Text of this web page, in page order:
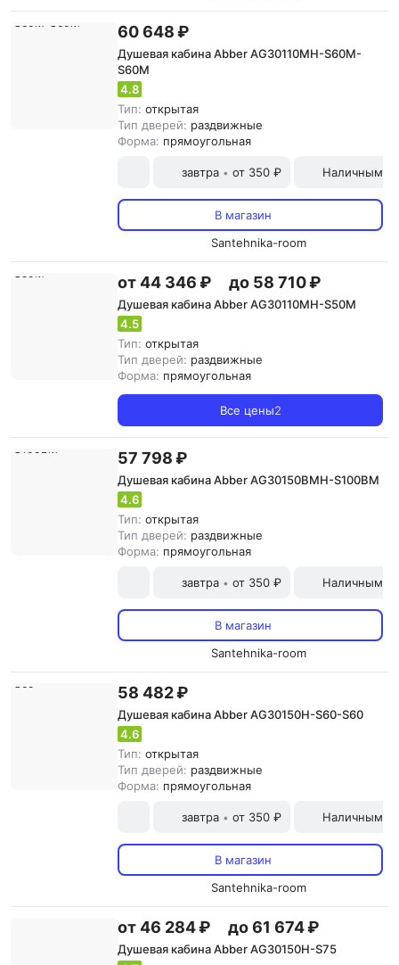
60 648 ₽
Душевая кабина Abber AG30110MH-S60M-
S60M
4.8
Тип: открытая
Тип дверей: раздвижные
Форма: прямоугольная
завтра • от 350 ₽ Наличными
В магазин
Santehnika-room
от 44 346 ₽ до 58 710 ₽
Душевая кабина Abber AG30110MH-S50M
4.5
Тип: открытая
Тип дверей: раздвижные
Форма: прямоугольная
Все цены2
57 798 ₽
Душевая кабина Abber AG30150BMH-S100BM
4.6
Тип: открытая
Тип дверей: раздвижные
Форма: прямоугольная
завтра • от 350 ₽ Наличными
В магазин
Santehnika-room
58 482 ₽
Душевая кабина Abber AG30150H-S60-S60
4.6
Тип: открытая
Тип дверей: раздвижные
Форма: прямоугольная
завтра • от 350 ₽ Наличными
В магазин
Santehnika-room
от 46 284 ₽ до 61 674 ₽
Душевая кабина Abber AG30150H-S75